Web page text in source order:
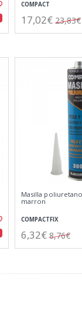
COMPACT
17,02€ 23,83€
Masilla
marron
COMPACTFIX
6,32€ 8,76€